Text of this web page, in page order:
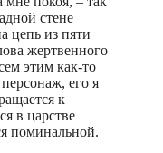
стене
цепь из пяти
жертвенного
этим как-то
его я
к
в царстве
поминальной.